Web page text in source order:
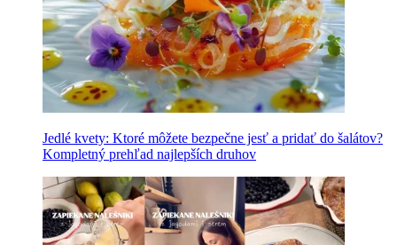
Jedlé kvety: Ktoré môžete bezpečne jesť a pridať do šalátov?
Kompletný prehľad najlepších druhov